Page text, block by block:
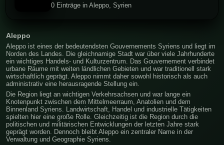
0 Einträge in Aleppo, Syrien
Aleppo
Aleppo ist eines der bedeutendsten Gouvernements Syriens und liegt im
Norden des Landes. Die gleichnamige Stadt war über viele Jahrhunderte
ein wichtiges Handels- und Kulturzentrum. Das Gouvernement verbindet
urbane Räume mit weiten ländlichen Gebieten und war traditionell stark
wirtschaftlich geprägt. Aleppo nimmt daher sowohl historisch als auch
administrativ eine herausragende Stellung ein.
Die Region liegt an wichtigen Verkehrsachsen und war lange ein
Knotenpunkt zwischen dem Mittelmeerraum, Anatolien und dem
Binnenland Syriens. Landwirtschaft, Handel und industrielle Tätigkeiten
spielten hier eine große Rolle. Gleichzeitig ist die Region durch die
politischen und militärischen Entwicklungen der letzten Jahre stark
geprägt worden. Dennoch bleibt Aleppo ein zentraler Name in der
Verwaltung und Geographie Syriens.